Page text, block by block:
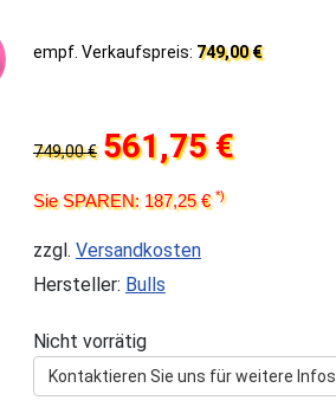
empf. Verkaufspreis: 749,00 €
749,00 € 561,75 €
Sie SPAREN: 187,25 €*)
zzgl. Versandkosten
Hersteller: Bulls
Nicht vorrätig
Kontaktieren Sie uns für weitere Infos